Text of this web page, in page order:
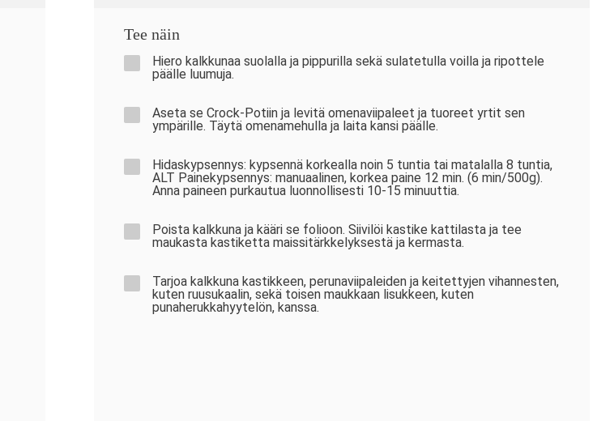
Tee näin
Hiero kalkkunaa suolalla ja pippurilla sekä sulatetulla voilla ja ripottele
päälle luumuja.
Aseta se Crock-Potiin ja levitä omenaviipaleet ja tuoreet yrtit sen
ympärille. Täytä omenamehulla ja laita kansi päälle.
Hidaskypsennys: kypsennä korkealla noin 5 tuntia tai matalalla 8 tuntia,
ALT Painekypsennys: manuaalinen, korkea paine 12 min. (6 min/500g).
Anna paineen purkautua luonnollisesti 10-15 minuuttia.
Poista kalkkuna ja kääri se folioon. Siivilöi kastike kattilasta ja tee
maukasta kastiketta maissitärkkelyksestä ja kermasta.
Tarjoa kalkkuna kastikkeen, perunaviipaleiden ja keitettyjen vihannesten,
kuten ruusukaalin, sekä toisen maukkaan lisukkeen, kuten
punaherukkahyytelön, kanssa.